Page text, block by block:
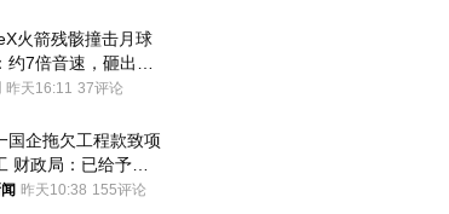
火箭残骸撞击月球
约7倍音速，砸出直
米撞击坑
昨天16:11 37评论
国企拖欠工程款致项
财政局：已给予处
督促整改
昨天10:38 155评论